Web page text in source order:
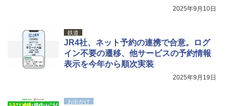
2025年9月10日
鉄道
JR4社、ネット予約の連携で合意。ログ
イン不要の遷移、他サービスの予約情報
表示を今年から順次実装
2025年9月19日
お出かけ